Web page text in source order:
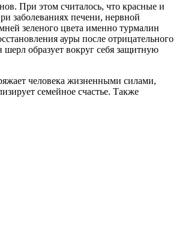
При этом считалось, что красные и
заболеваниях печени, нервной
зеленого цвета именно турмалин
ауры после отрицательного
образует вокруг себя защитную
человека жизненными силами,
семейное счастье. Также